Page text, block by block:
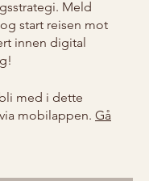
Meld
start reisen mot
innen digital
med i dette
mobilappen. Gå